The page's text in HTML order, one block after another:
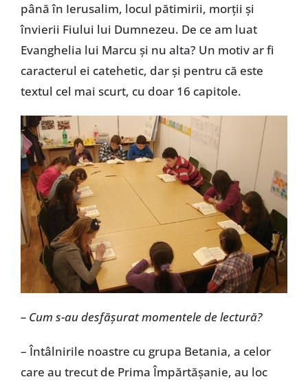
până în Ierusalim, locul pătimirii, morţii şi
învierii Fiului lui Dumnezeu. De ce am luat
Evanghelia lui Marcu şi nu alta? Un motiv ar fi
caracterul ei catehetic, dar şi pentru că este
textul cel mai scurt, cu doar 16 capitole.
– Cum s-au desfăşurat momentele de lectură?
– Întâlnirile noastre cu grupa Betania, a celor
care au trecut de Prima Împărtăşanie, au loc